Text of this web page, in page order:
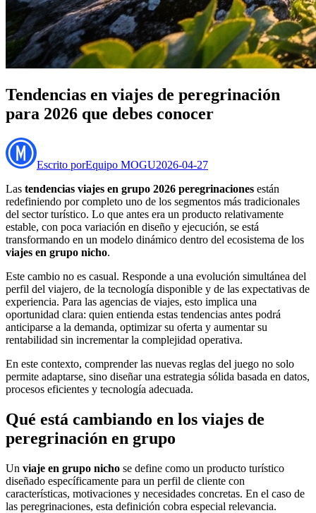
Tendencias en viajes de peregrinación
para 2026 que debes conocer
Escrito porEquipo MOGU2026-04-27
Las tendencias viajes en grupo 2026 peregrinaciones están
redefiniendo por completo uno de los segmentos más tradicionales
del sector turístico. Lo que antes era un producto relativamente
estable, con poca variación en diseño y ejecución, se está
transformando en un modelo dinámico dentro del ecosistema de los
viajes en grupo nicho.
Este cambio no es casual. Responde a una evolución simultánea del
perfil del viajero, de la tecnología disponible y de las expectativas de
experiencia. Para las agencias de viajes, esto implica una
oportunidad clara: quien entienda estas tendencias antes podrá
anticiparse a la demanda, optimizar su oferta y aumentar su
rentabilidad sin incrementar la complejidad operativa.
En este contexto, comprender las nuevas reglas del juego no solo
permite adaptarse, sino diseñar una estrategia sólida basada en datos,
procesos eficientes y tecnología adecuada.
Qué está cambiando en los viajes de
peregrinación en grupo
Un viaje en grupo nicho se define como un producto turístico
diseñado específicamente para un perfil de cliente con
características, motivaciones y necesidades concretas. En el caso de
las peregrinaciones, esta definición cobra especial relevancia.